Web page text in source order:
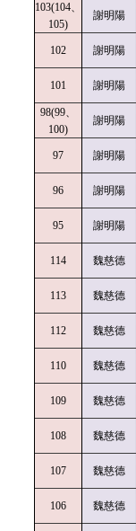
103(104、
105)
謝明陽
102 謝明陽
101 謝明陽
98(99、
100)
謝明陽
97 謝明陽
96 謝明陽
95 謝明陽
114 魏慈德
113 魏慈德
112 魏慈德
110 魏慈德
109 魏慈德
108 魏慈德
107 魏慈德
106 魏慈德